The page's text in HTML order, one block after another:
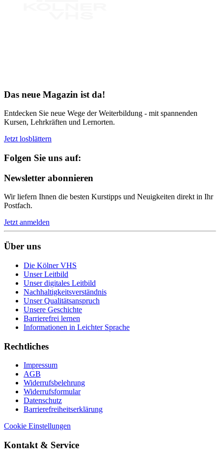
Das neue Magazin ist da!
Entdecken Sie neue Wege der Weiterbildung - mit spannenden
Kursen, Lehrkräften und Lernorten.
Jetzt losblättern
Folgen Sie uns auf:
Newsletter abonnieren
Wir liefern Ihnen die besten Kurstipps und Neuigkeiten direkt in Ihr
Postfach.
Jetzt anmelden
Über uns
Die Kölner VHS
Unser Leitbild
Unser digitales Leitbild
Nachhaltigkeitsverständnis
Unser Qualitätsanspruch
Unsere Geschichte
Barrierefrei lernen
Informationen in Leichter Sprache
Rechtliches
Impressum
AGB
Widerrufsbelehrung
Widerrufsformular
Datenschutz
Barrierefreiheitserklärung
Cookie Einstellungen
Kontakt & Service